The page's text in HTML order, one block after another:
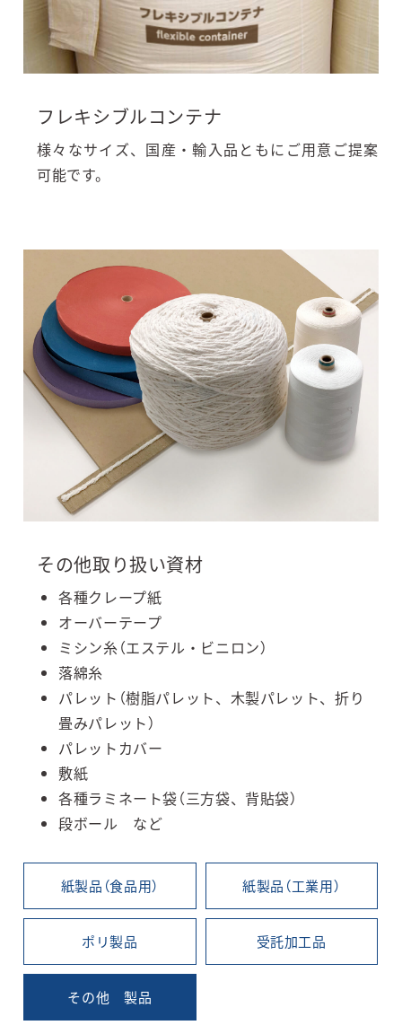
フレキシブルコンテナ
様々なサイズ、国産・輸入品ともにご用意ご提案
可能です。
その他取り扱い資材
各種クレープ紙
オーバーテープ
ミシン糸（エステル・ビニロン）
落綿糸
パレット（樹脂パレット、木製パレット、折り
畳みパレット）
パレットカバー
敷紙
各種ラミネート袋（三方袋、背貼袋）
段ボール など
紙製品（食品用） 紙製品（工業用）
ポリ製品 受託加工品
その他 製品